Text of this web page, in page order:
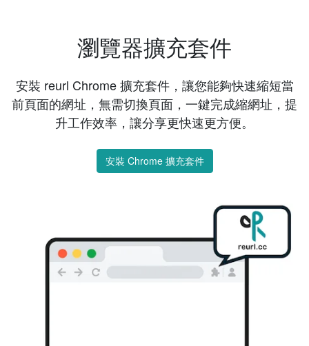
瀏覽器擴充套件
安裝 reurl Chrome 擴充套件，讓您能夠快速縮短當
前頁面的網址，無需切換頁面，一鍵完成縮網址，提
升工作效率，讓分享更快速更方便。
安裝 Chrome 擴充套件